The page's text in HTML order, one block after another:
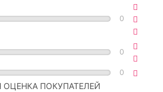
0
0
0
ОЦЕНКА ПОКУПАТЕЛЕЙ